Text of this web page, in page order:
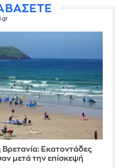
Εκατοντάδες
μετά την επίσκεψή